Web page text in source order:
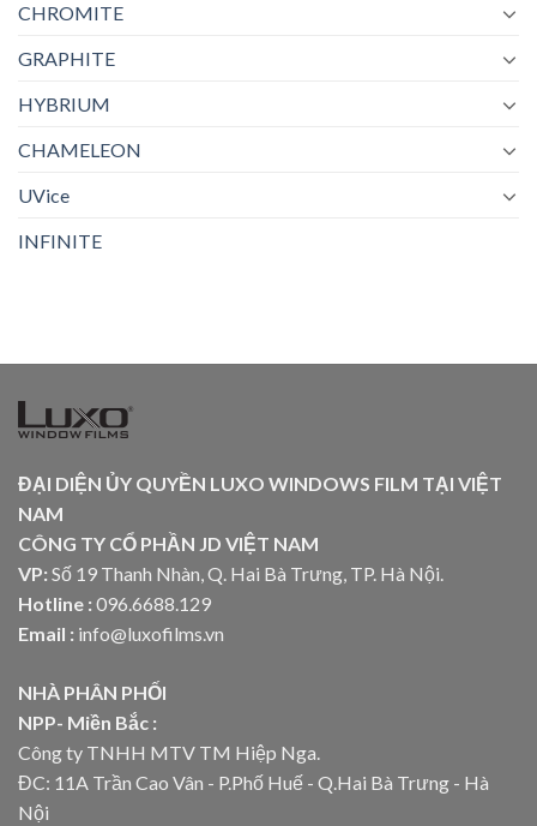
CHROMITE
GRAPHITE
HYBRIUM
CHAMELEON
UVice
INFINITE
ĐẠI DIỆN ỦY QUYỀN LUXO WINDOWS FILM TẠI VIỆT
NAM
CÔNG TY CỔ PHẦN JD VIỆT NAM
VP: Số 19 Thanh Nhàn, Q. Hai Bà Trưng, TP. Hà Nội.
Hotline : 096.6688.129
Email : info@luxofilms.vn
NHÀ PHÂN PHỐI
NPP- Miền Bắc :
Công ty TNHH MTV TM Hiệp Nga.
ĐC: 11A Trần Cao Vân - P.Phố Huế - Q.Hai Bà Trưng - Hà
Nội